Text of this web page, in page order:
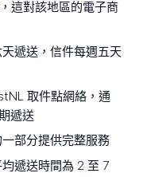
這對該地區的電子商
遞送，信件每週五天
取件點網絡，通
遞送
部分提供完整服務
遞送時間為 2 至 7